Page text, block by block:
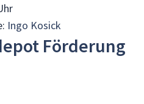
Ingo Kosick
Förderung